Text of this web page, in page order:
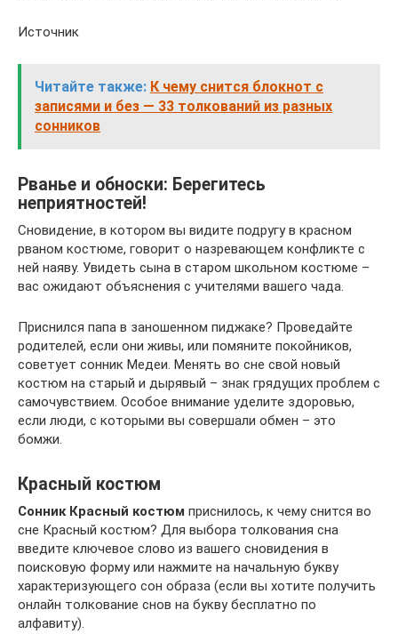
Источник
Читайте также: К чему снится блокнот с
записями и без — 33 толкований из разных
сонников
Рванье и обноски: Берегитесь
неприятностей!
Сновидение, в котором вы видите подругу в красном
рваном костюме, говорит о назревающем конфликте с
ней наяву. Увидеть сына в старом школьном костюме –
вас ожидают объяснения с учителями вашего чада.
Приснился папа в заношенном пиджаке? Проведайте
родителей, если они живы, или помяните покойников,
советует сонник Медеи. Менять во сне свой новый
костюм на старый и дырявый – знак грядущих проблем с
самочувствием. Особое внимание уделите здоровью,
если люди, с которыми вы совершали обмен – это
бомжи.
Красный костюм
Сонник Красный костюм приснилось, к чему снится во
сне Красный костюм? Для выбора толкования сна
введите ключевое слово из вашего сновидения в
поисковую форму или нажмите на начальную букву
характеризующего сон образа (если вы хотите получить
онлайн толкование снов на букву бесплатно по
алфавиту).